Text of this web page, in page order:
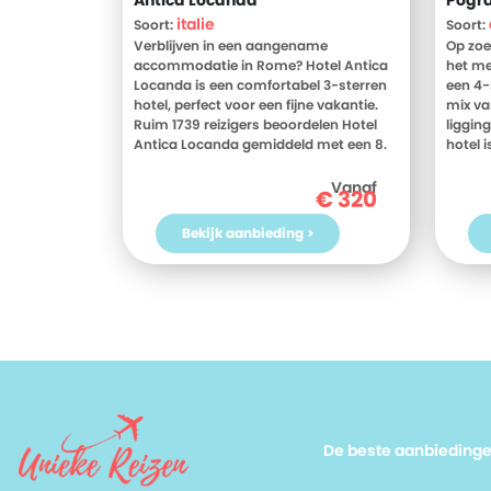
Soort:italie
Verblijven in een aangename
accommodatie in Rome? Hotel Antica
Locanda is een comfortabel 3-sterren
hotel, perfect voor een fijne vakantie.
Ruim 1739 reizigers beoordelen Hotel
Antica Locanda gemiddeld met een 8.
beoordelingen van Hotel Antica
Locanda, voor meer informatie! Ben jij
toe aan een heerlijke vakantie in Italie?
Boek jouw vakantie naar Hotel Antica
Locanda vandaag nog!
Vanaf
€320
Bekijk aanbieding >
Soort:
Op
het
een
mix
hotel
vlak
de
en
water
De beste